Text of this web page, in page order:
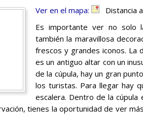
Ver en el mapa:
Distancia
Es importante ver no solo
también la maravillosa
frescos y grandes iconos. La
es un antiguo altar con un
de la cúpula, hay un gran
los turistas. Para llegar hay
escalera. Dentro de la cúpula
tienes la oportunidad de ver